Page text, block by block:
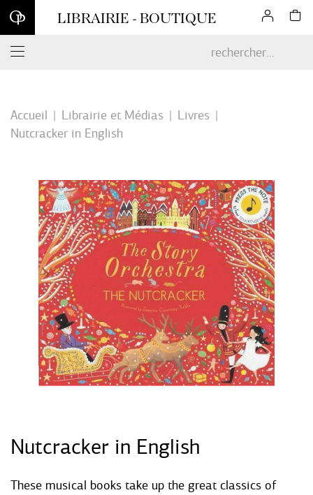
Inscrivez-vous à notre newsletter et profitez d'une remise de 10
% sur votre première commande en ligne*
LIBRAIRIE - BOUTIQUE
Accueil Librairie et Médias
Livres
Nutcracker in English
Nutcracker in English
These musical books take up the great classics of